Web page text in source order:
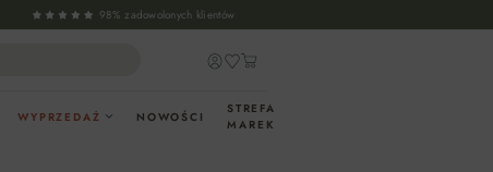
98% zadowolonych klientów
WYPRZEDAŻ NOWOŚCI
STREFA
MAREK